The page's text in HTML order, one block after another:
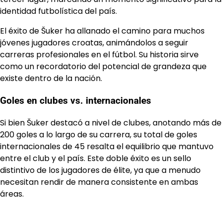
identidad futbolística del país.
El éxito de Šuker ha allanado el camino para muchos
jóvenes jugadores croatas, animándolos a seguir
carreras profesionales en el fútbol. Su historia sirve
como un recordatorio del potencial de grandeza que
existe dentro de la nación.
Goles en clubes vs. internacionales
Si bien Šuker destacó a nivel de clubes, anotando más de
200 goles a lo largo de su carrera, su total de goles
internacionales de 45 resalta el equilibrio que mantuvo
entre el club y el país. Este doble éxito es un sello
distintivo de los jugadores de élite, ya que a menudo
necesitan rendir de manera consistente en ambas
áreas.